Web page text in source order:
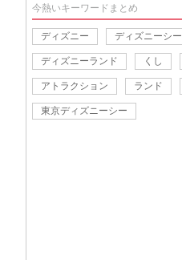
今熱いキーワードまとめ
ディズニー ディズニーシー
ディズニーランド くし
アトラクション ランド
東京ディズニーシー